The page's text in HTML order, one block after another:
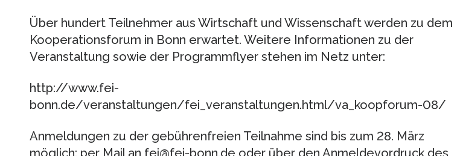
Über hundert Teilnehmer aus Wirtschaft und Wissenschaft werden zu dem
Kooperationsforum in Bonn erwartet. Weitere Informationen zu der
Veranstaltung sowie der Programmflyer stehen im Netz unter:
http://www.fei-
bonn.de/veranstaltungen/fei_veranstaltungen.html/va_koopforum-08/
Anmeldungen zu der gebührenfreien Teilnahme sind bis zum 28. März